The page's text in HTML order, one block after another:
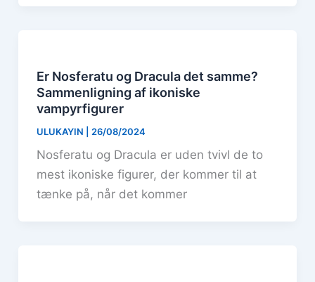
Er Nosferatu og Dracula det samme?
Sammenligning af ikoniske
vampyrfigurer
ULUKAYIN 26/08/2024
Nosferatu og Dracula er uden tvivl de to
mest ikoniske figurer, der kommer til at
tænke på, når det kommer